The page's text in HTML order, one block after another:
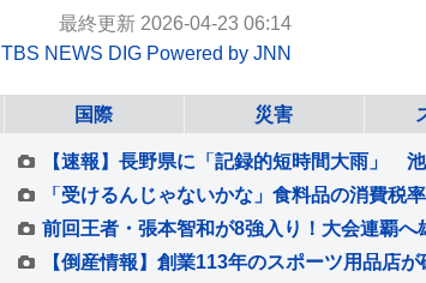
最終更新 2026-04-23 06:14
TBS NEWS DIG Powered by JNN
国際 災害